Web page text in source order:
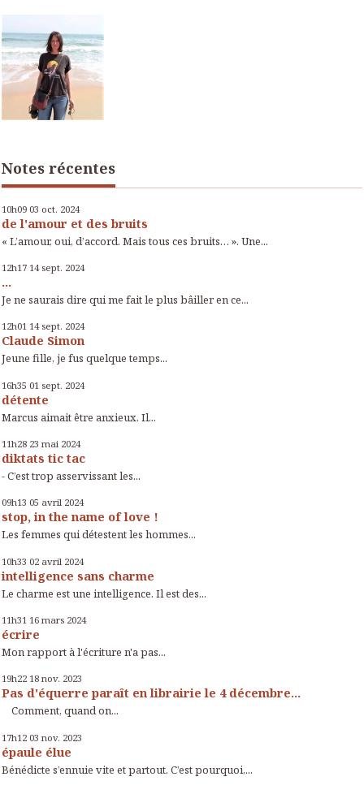
Notes récentes
10h09 03 oct. 2024
de l'amour et des bruits
« L’amour, oui, d’accord. Mais tous ces bruits… ». Une...
12h17 14 sept. 2024
...
Je ne saurais dire qui me fait le plus bâiller en ce...
12h01 14 sept. 2024
Claude Simon
Jeune fille, je fus quelque temps...
16h35 01 sept. 2024
détente
Marcus aimait être anxieux. Il...
11h28 23 mai 2024
diktats tic tac
- C’est trop asservissant les...
09h13 05 avril 2024
stop, in the name of love !
Les femmes qui détestent les hommes...
10h33 02 avril 2024
intelligence sans charme
Le charme est une intelligence. Il est des...
11h31 16 mars 2024
écrire
Mon rapport à l'écriture n'a pas...
19h22 18 nov. 2023
Pas d'équerre paraît en librairie le 4 décembre...
Comment, quand on...
17h12 03 nov. 2023
épaule élue
Bénédicte s’ennuie vite et partout. C’est pourquoi,...